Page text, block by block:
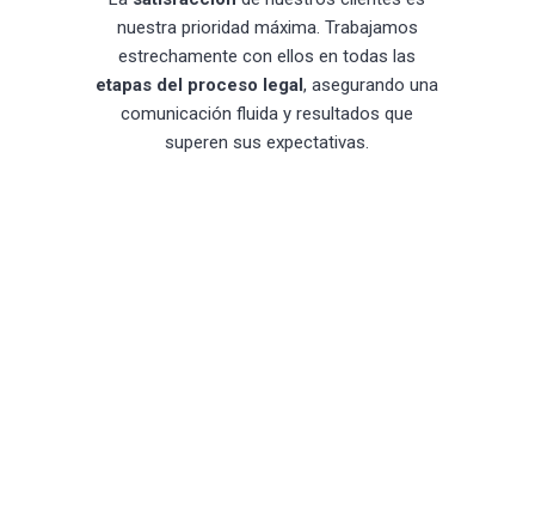
nuestra prioridad máxima. Trabajamos
estrechamente con ellos en todas las
etapas del proceso legal, asegurando una
comunicación fluida y resultados que
superen sus expectativas.